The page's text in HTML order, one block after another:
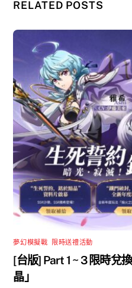
RELATED POSTS
夢幻模擬戰 限時送禮活動
[台版] Part 1 ~ 3 限時兌
晶」